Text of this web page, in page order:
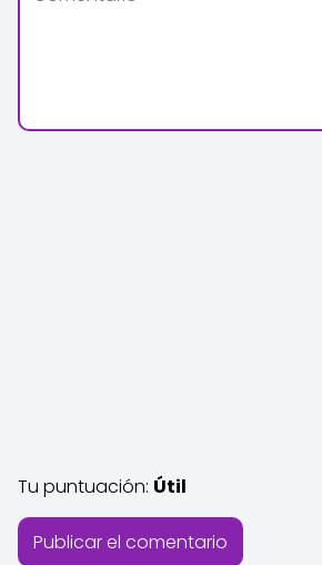
Tu puntuación: Útil